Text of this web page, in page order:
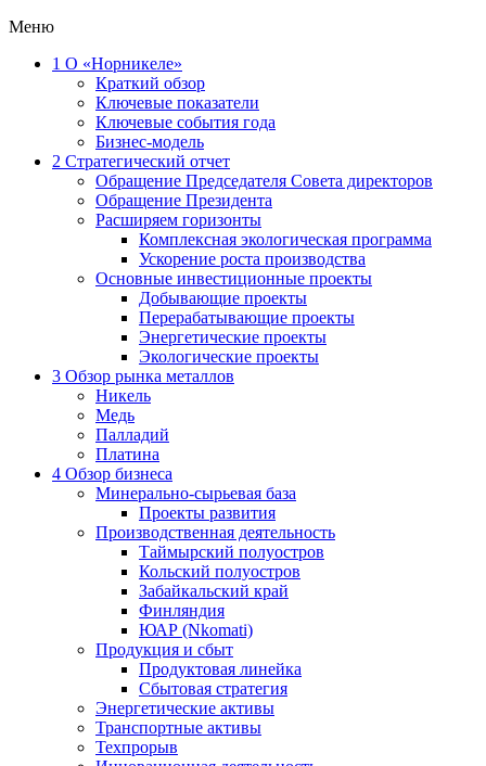
Меню
1 О «Норникеле»
Краткий обзор
Ключевые показатели
Ключевые события года
Бизнес-модель
2 Стратегический отчет
Обращение Председателя Совета директоров
Обращение Президента
Расширяем горизонты
Комплексная экологическая программа
Ускорение роста производства
Основные инвестиционные проекты
Добывающие проекты
Перерабатывающие проекты
Энергетические проекты
Экологические проекты
3 Обзор рынка металлов
Никель
Медь
Палладий
Платина
4 Обзор бизнеса
Минерально-сырьевая база
Проекты развития
Производственная деятельность
Таймырский полуостров
Кольский полуостров
Забайкальский край
Финляндия
ЮАР (Nkomati)
Продукция и сбыт
Продуктовая линейка
Сбытовая стратегия
Энергетические активы
Транспортные активы
Техпрорыв